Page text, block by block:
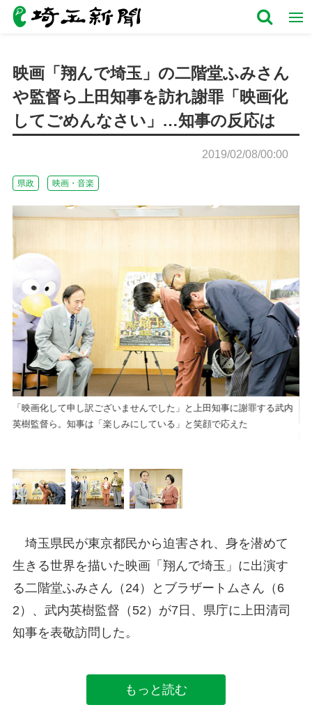
映画「翔んで埼玉」の二階堂ふみさん
や監督ら上田知事を訪れ謝罪「映画化
してごめんなさい」…知事の反応は
2019/02/08/00:00
県政 映画・音楽
「映画化して申し訳ございませんでした」と上田知事に謝罪する武内
英樹監督ら。知事は「楽しみにしている」と笑顔で応えた
埼玉県民が東京都民から迫害され、身を潜めて
生きる世界を描いた映画「翔んで埼玉」に出演す
る二階堂ふみさん（24）とブラザートムさん（6
2）、武内英樹監督（52）が7日、県庁に上田清司
知事を表敬訪問した。
もっと読む